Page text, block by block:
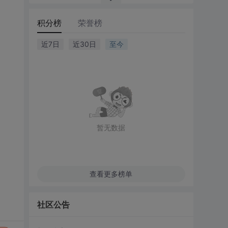
积分榜 荣誉榜
近7日 近30日 至今
暂无数据
查看更多榜单
社区公告